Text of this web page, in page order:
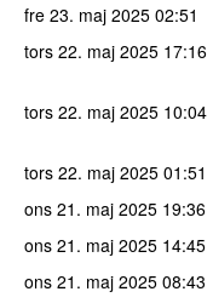
fre 23. maj 2025 02:51
tors 22. maj 2025 17:16
tors 22. maj 2025 10:04
tors 22. maj 2025 01:51
ons 21. maj 2025 19:36
ons 21. maj 2025 14:45
ons 21. maj 2025 08:43